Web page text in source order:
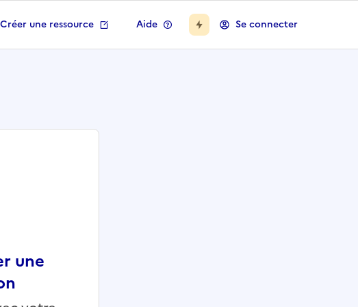
Créer une ressource Aide Se connecter
une